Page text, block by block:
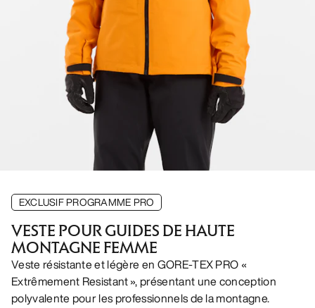
EXCLUSIF PROGRAMME PRO
VESTE POUR GUIDES DE HAUTE
MONTAGNE FEMME
Veste résistante et légère en GORE-TEX PRO «
Extrêmement Resistant », présentant une conception
polyvalente pour les professionnels de la montagne.